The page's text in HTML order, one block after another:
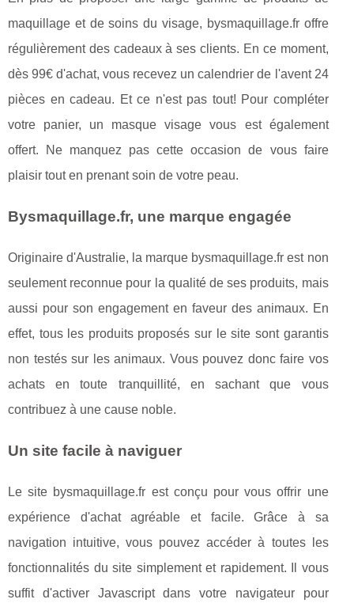
maquillage et de soins du visage, bysmaquillage.fr offre
régulièrement des cadeaux à ses clients. En ce moment,
dès 99€ d'achat, vous recevez un calendrier de l'avent 24
pièces en cadeau. Et ce n'est pas tout! Pour compléter
votre panier, un masque visage vous est également
offert. Ne manquez pas cette occasion de vous faire
plaisir tout en prenant soin de votre peau.
Bysmaquillage.fr, une marque engagée
Originaire d'Australie, la marque bysmaquillage.fr est non
seulement reconnue pour la qualité de ses produits, mais
aussi pour son engagement en faveur des animaux. En
effet, tous les produits proposés sur le site sont garantis
non testés sur les animaux. Vous pouvez donc faire vos
achats en toute tranquillité, en sachant que vous
contribuez à une cause noble.
Un site facile à naviguer
Le site bysmaquillage.fr est conçu pour vous offrir une
expérience d'achat agréable et facile. Grâce à sa
navigation intuitive, vous pouvez accéder à toutes les
fonctionnalités du site simplement et rapidement. Il vous
suffit d'activer Javascript dans votre navigateur pour